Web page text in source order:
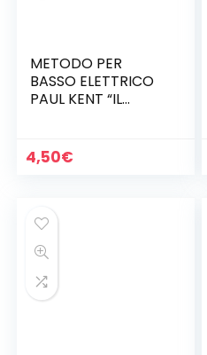
METODO PER
BASSO ELETTRICO
PAUL KENT “IL
4,50€